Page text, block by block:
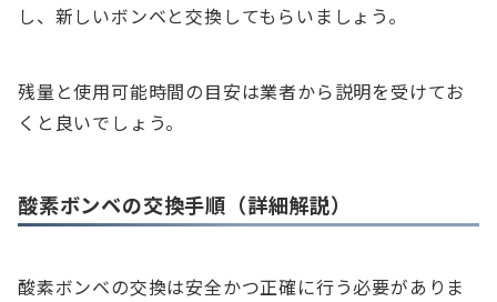
し、新しいボンベと交換してもらいましょう。
残量と使用可能時間の目安は業者から説明を受けてお
くと良いでしょう。
酸素ボンベの交換手順（詳細解説）
酸素ボンベの交換は安全かつ正確に行う必要がありま